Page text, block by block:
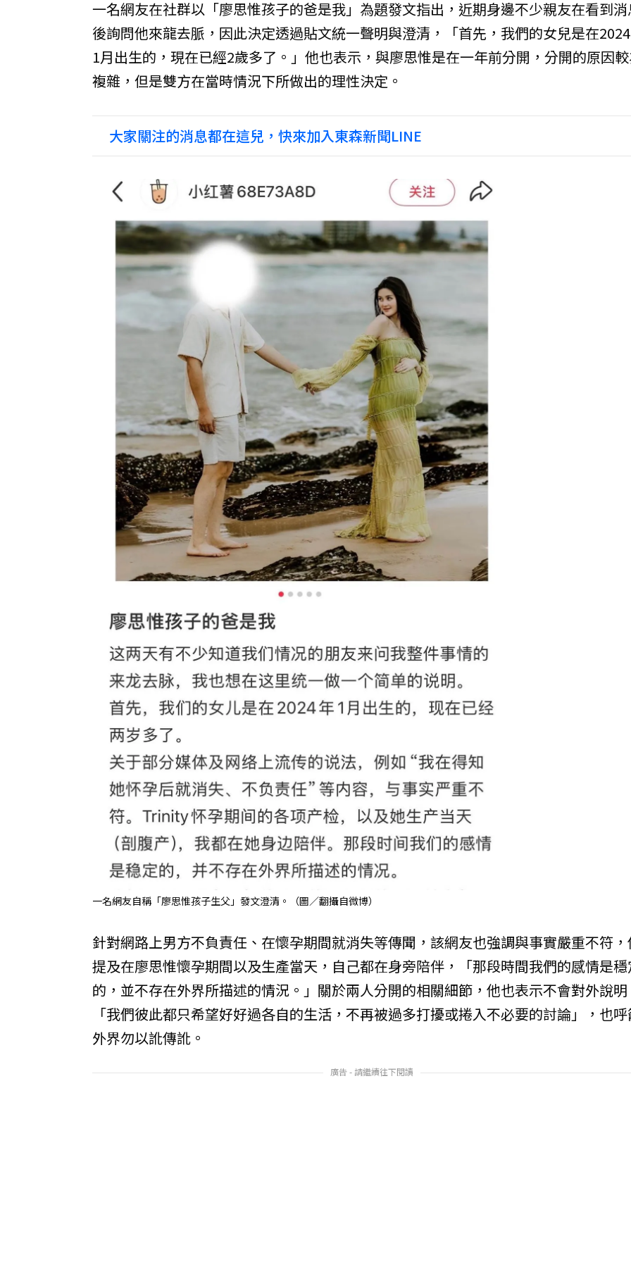
一名網友在社群以「廖思惟孩子的爸是我」為題發文指出，近期身邊不少親友在看到
後詢問他來龍去脈，因此決定透過貼文統一聲明與澄清，「首先，我們的女兒是在
1月出生的，現在已經2歲多了。」他也表示，與廖思惟是在一年前分開，分開的原因
複雜，但是雙方在當時情況下所做出的理性決定。
大家關注的消息都在這兒，快來加入東森新聞LINE
一名網友自稱「廖思惟孩子生父」發文澄清。（圖／翻攝自微博）
針對網路上男方不負責任、在懷孕期間就消失等傳聞，該網友也強調與事實嚴重不符
提及在廖思惟懷孕期間以及生產當天，自己都在身旁陪伴，「那段時間我們的感情是
的，並不存在外界所描述的情況。」關於兩人分開的相關細節，他也表示不會對外說
「我們彼此都只希望好好過各自的生活，不再被過多打擾或捲入不必要的討論」，也
外界勿以訛傳訛。
廣告 - 請繼續往下閱讀